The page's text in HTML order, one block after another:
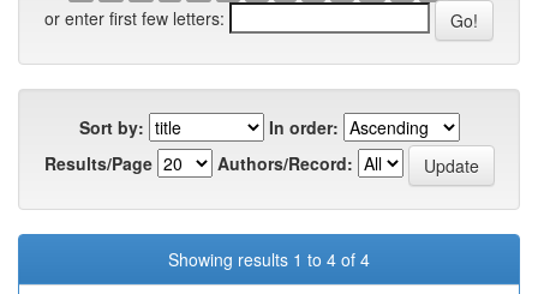
or enter first few letters:
Sort by:
In order:
Results/Page
Authors/Record:
Showing results 1 to 4 of 4